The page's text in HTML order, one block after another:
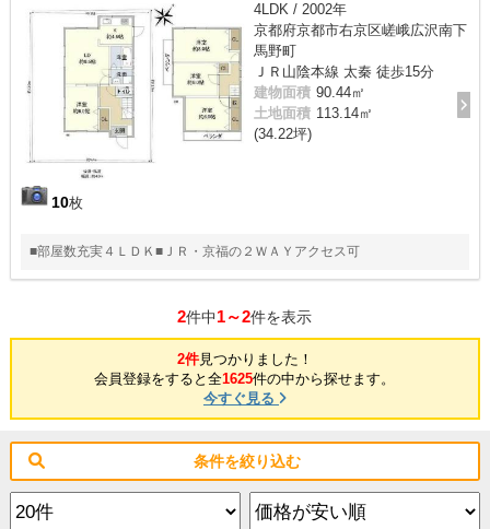
10枚
4LDK / 2002年
京都府京都市右京区嵯峨広沢南下
馬野町
ＪＲ山陰本線 太秦 徒歩15分
建物面積 90.44㎡
土地面積 113.14㎡
(34.22坪)
■部屋数充実４ＬＤＫ■ＪＲ・京福の２ＷＡＹアクセス可
2件中1～2件を表示
2件見つかりました！
会員登録をすると全1625件の中から探せます。
今すぐ見る
条件を絞り込む